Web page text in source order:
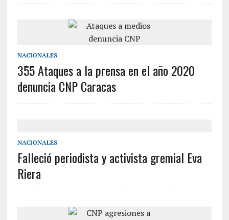
NACIONALES
355 Ataques a la prensa en el año 2020
denuncia CNP Caracas
NACIONALES
Falleció periodista y activista gremial Eva
Riera